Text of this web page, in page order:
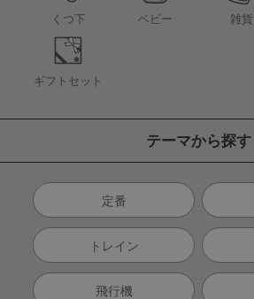
くつ下 ベビー 雑貨
ギフトセット
テーマから探す
定番
トレイン
飛行機